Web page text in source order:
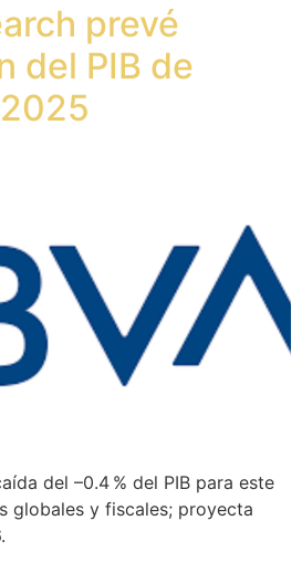
prevé
del PIB de
del –0.4 % del PIB para este
globales y fiscales; proyecta